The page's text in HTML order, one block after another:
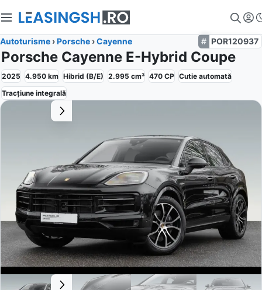
Autoturisme ›Porsche ›Cayenne POR120937
Porsche Cayenne E-Hybrid Coupe
2025 4.950 km Hibrid (B/E) 2.995 cm³ 470 CP Cutie automată
Tracțiune integrală